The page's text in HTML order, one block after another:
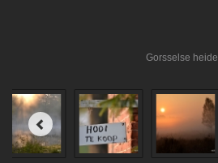
Gorsselse heide